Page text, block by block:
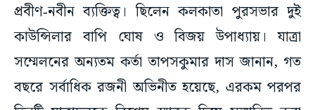
প্রবীণ‑নবীন ব্যক্তিত্ব। ছিলেন কলকাতা পুরসভার দুই
কাউন্সিলার বাপি ঘোষ ও বিজয় উপাধ্যায়। যাত্রা
সম্মেলনের অন্যতম কর্তা তাপসকুমার দাস জানান, গত
বছরে সর্বাধিক রজনী অভিনীত হয়েছে, এরকম পরপর